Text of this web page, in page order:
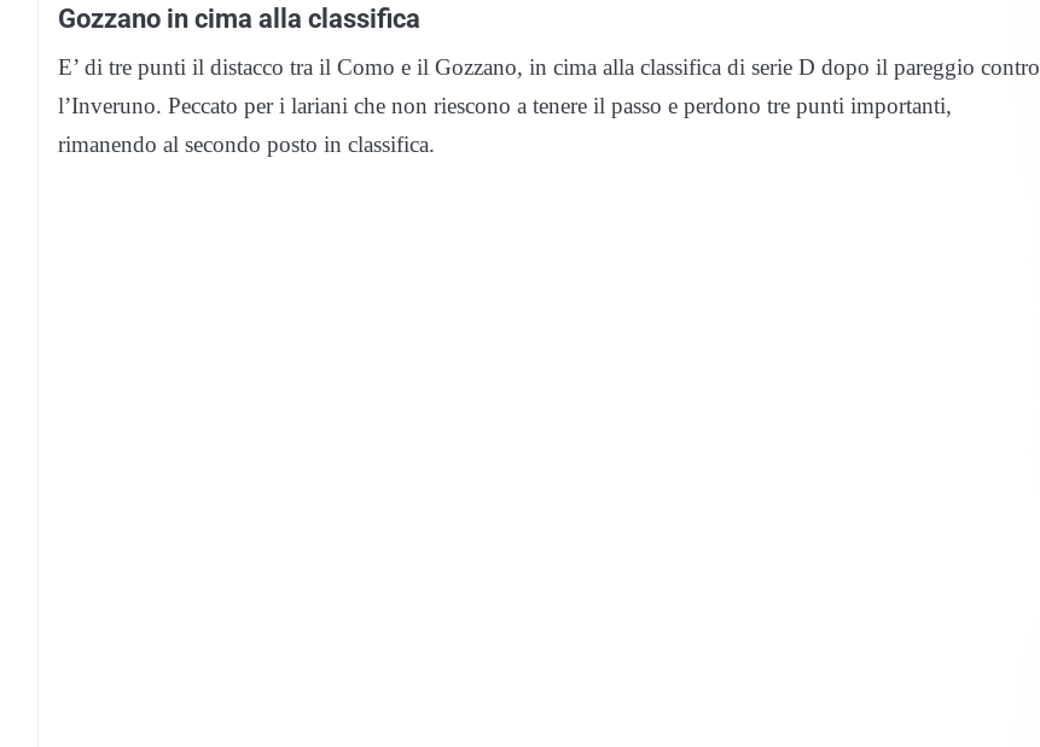
Gozzano in cima alla classifica
E’ di tre punti il distacco tra il Como e il Gozzano, in cima alla classifica di serie D dopo il pareggio contro
l’Inveruno. Peccato per i lariani che non riescono a tenere il passo e perdono tre punti importanti,
rimanendo al secondo posto in classifica.